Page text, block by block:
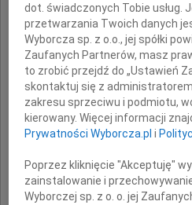
dot. świadczonych Tobie usług.
przetwarzania Twoich danych
Wyborcza sp. z o.o., jej spółki
Zaufanych Partnerów, masz
to zrobić przejdź do „Ustawień
skontaktuj się z
zakresu sprzeciwu i podmiotu,
kierowany. Więcej informacji
Prywatności Wyborcza.pl i
Poprzez kliknięcie "Akceptuję"
zainstalowanie i
Wyborczej sp. z o. o. jej